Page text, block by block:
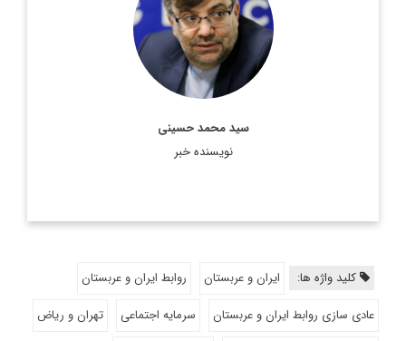
سید محمد حسینی
نویسنده خبر
منطقه
اطلاعات بیشتر
کلید واژه ها: ایران و عربستان
روابط ایران و عربستان
عادی سازی روابط ایران و عربستان
سرمایه اجتماعی
تهران و ریاض